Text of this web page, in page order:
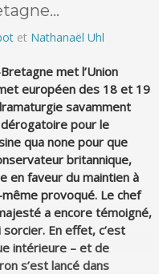
et Nathanaël Uhl
met l’Union
européen des 18 et 19
savamment
dérogatoire pour le
qua none pour que
britannique,
en faveur du maintien à
même provoqué. Le chef
a encore témoigné,
En effet, c’est
intérieure – et de
s’est lancé dans